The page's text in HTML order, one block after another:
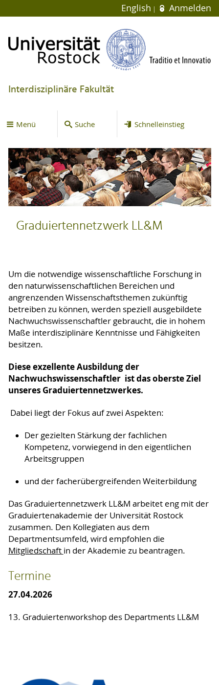
English Anmelden
Interdisziplinäre Fakultät
Menü Suche Schnelleinstieg
Graduiertennetzwerk LL&M
Um die notwendige wissenschaftliche Forschung in
den naturwissenschaftlichen Bereichen und
angrenzenden Wissenschaftsthemen zukünftig
betreiben zu können, werden speziell ausgebildete
Nachwuchswissenschaftler gebraucht, die in hohem
Maße interdisziplinäre Kenntnisse und Fähigkeiten
besitzen.
Diese exzellente Ausbildung der
Nachwuchswissenschaftler ist das oberste Ziel
unseres Graduiertennetzwerkes.
Dabei liegt der Fokus auf zwei Aspekten:
Der gezielten Stärkung der fachlichen
Kompetenz, vorwiegend in den eigentlichen
Arbeitsgruppen
und der facherübergreifenden Weiterbildung
Das Graduiertennetzwerk LL&M arbeitet eng mit der
Graduiertenakademie der Universität Rostock
zusammen. Den Kollegiaten aus dem
Departmentsumfeld, wird empfohlen die
Mitgliedschaft in der Akademie zu beantragen.
Termine
27.04.2026
13. Graduiertenworkshop des Departments LL&M